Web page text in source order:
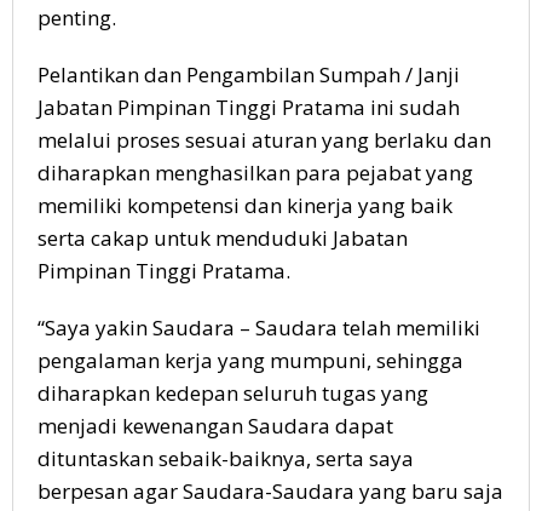
penting.
Pelantikan dan Pengambilan Sumpah / Janji
Jabatan Pimpinan Tinggi Pratama ini sudah
melalui proses sesuai aturan yang berlaku dan
diharapkan menghasilkan para pejabat yang
memiliki kompetensi dan kinerja yang baik
serta cakap untuk menduduki Jabatan
Pimpinan Tinggi Pratama.
“Saya yakin Saudara – Saudara telah memiliki
pengalaman kerja yang mumpuni, sehingga
diharapkan kedepan seluruh tugas yang
menjadi kewenangan Saudara dapat
dituntaskan sebaik-baiknya, serta saya
berpesan agar Saudara-Saudara yang baru saja